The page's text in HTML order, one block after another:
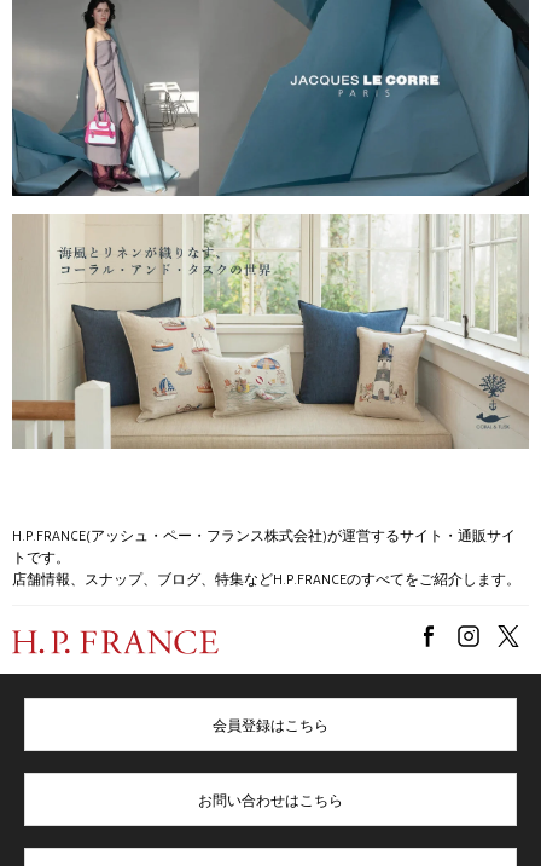
H.P.FRANCE(アッシュ・ペー・フランス株式会社)が運営するサイト・通販サイ
トです。
店舗情報、スナップ、ブログ、特集などH.P.FRANCEのすべてをご紹介します。
会員登録はこちら
お問い合わせはこちら